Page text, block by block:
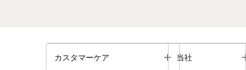
カスタマーケア Toggle
当社